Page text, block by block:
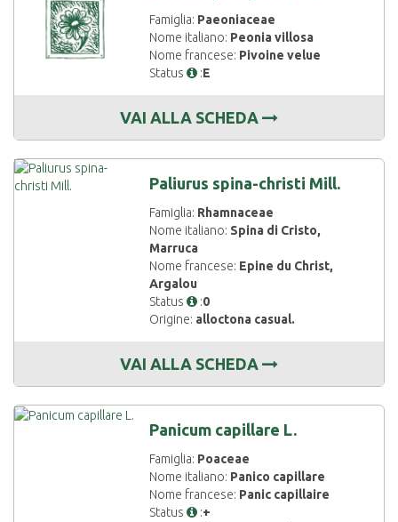
Famiglia: Paeoniaceae
Nome italiano: Peonia villosa
Nome francese: Pivoine velue
Status
:E
VAI ALLA SCHEDA
Paliurus spina-christi Mill.
Famiglia: Rhamnaceae
Nome italiano: Spina di Cristo,
Marruca
Nome francese: Epine du Christ,
Argalou
Status
:0
Origine: alloctona casual.
VAI ALLA SCHEDA
Panicum capillare L.
Famiglia: Poaceae
Nome italiano: Panico capillare
Nome francese: Panic capillaire
Status
:+